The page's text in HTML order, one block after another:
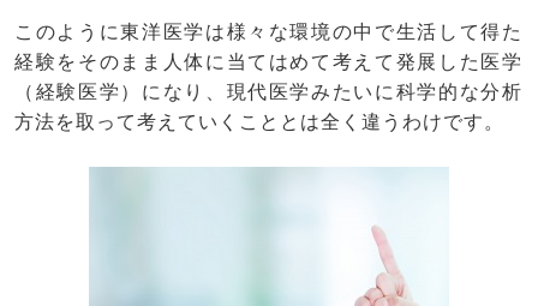
このように東洋医学は様々な環境の中で生活して得た
経験をそのまま人体に当てはめて考えて発展した医学
（経験医学）になり、現代医学みたいに科学的な分析
方法を取って考えていくこととは全く違うわけです。